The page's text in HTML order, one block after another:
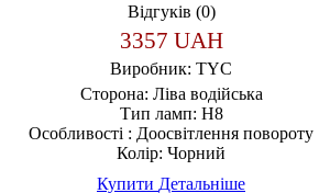
Відгуків (0)
3357 UAH
Виробник: TYC
Сторона: Ліва водійська
Тип ламп: H8
Особливості : Доосвітлення повороту
Колір: Чорний
Купити Детальніше